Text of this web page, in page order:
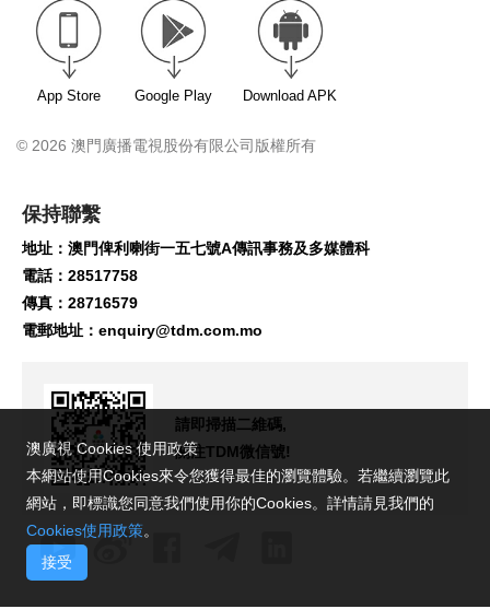
App Store Google Play Download APK
© 2026 澳門廣播電視股份有限公司版權所有
保持聯繫
地址：澳門俾利喇街一五七號A傳訊事務及多媒體科
電話：28517758
傳真：28716579
電郵地址： enquiry@tdm.com.mo
請即掃描二維碼,
關注TDM微信號!
澳廣視 Cookies 使用政策
本網站使用Cookies來令您獲得最佳的瀏覽體驗。若繼續瀏覽此
網站，即標識您同意我們使用你的Cookies。詳情請見我們的
Cookies使用政策。
接受